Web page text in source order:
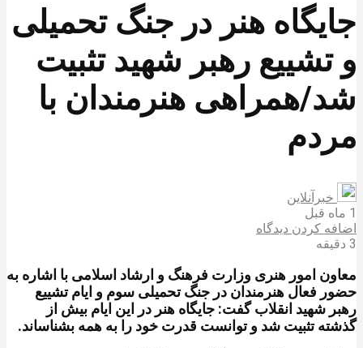
جایگاه هنر در جنگ تحمیلی
و تشییع رهبر شهید تثبیت
شد/همراهی هنرمندان با
مردم
خبرآنلاین
1 ماه قبل
اضافه کردن دیدگاه
3 دقیقه
معاون امور هنری وزارت فرهنگ و ارشاد اسلامی با اشاره به
حضور فعال هنرمندان در جنگ تحمیلی سوم و ایام تشییع
رهبر شهید انقلاب گفت: جایگاه هنر در این ایام بیش از
گذشته تثبیت شد و توانست قدرت خود را به همه بشناساند.